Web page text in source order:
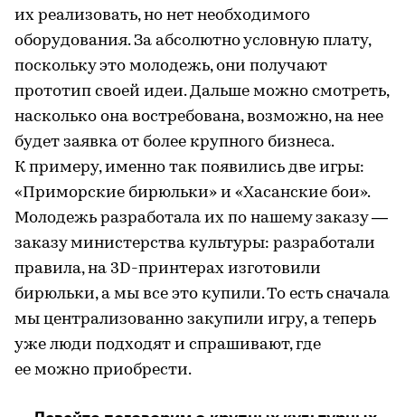
их реализовать, но нет необходимого
оборудования. За абсолютно условную плату,
поскольку это молодежь, они получают
прототип своей идеи. Дальше можно смотреть,
насколько она востребована, возможно, на нее
будет заявка от более крупного бизнеса.
К примеру, именно так появились две игры:
«Приморские бирюльки» и «Хасанские бои».
Молодежь разработала их по нашему заказу —
заказу министерства культуры: разработали
правила, на 3D-принтерах изготовили
бирюльки, а мы все это купили. То есть сначала
мы централизованно закупили игру, а теперь
уже люди подходят и спрашивают, где
ее можно приобрести.